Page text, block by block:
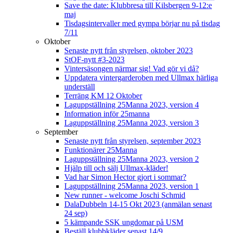
Save the date: Klubbresa till Kilsbergen 9-12:e
maj
Tisdagsintervaller med gympa börjar nu på tisdag
7/11
Oktober
Senaste nytt från styrelsen, oktober 2023
StOF-nytt #3-2023
Vintersäsongen närmar sig! Vad gör vi då?
Uppdatera vintergarderoben med Ullmax härliga
underställ
Terräng KM 12 Oktober
Laguppställning 25Manna 2023, version 4
Information inför 25manna
Laguppställning 25Manna 2023, version 3
September
Senaste nytt från styrelsen, september 2023
Funktionärer 25Manna
Laguppställning 25Manna 2023, version 2
Hjälp till och sälj Ullmax-kläder!
Vad har Simon Hector gjort i sommar?
Laguppställning 25Manna 2023, version 1
New runner - welcome Joschi Schmid
DalaDubbeln 14-15 Okt 2023 (anmälan senast
24 sep)
5 kämpande SSK ungdomar på USM